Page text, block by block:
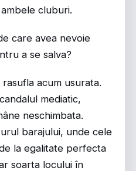
cluburi.
care avea nevoie
a se salva?
acum usurata.
mediatic,
neschimbata.
barajului, unde cele
la egalitate perfecta
soarta locului în